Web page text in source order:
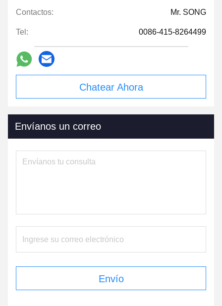
Contactos: Mr. SONG
Tel: 0086-415-8264499
Chatear Ahora
Envíanos un correo
Envío